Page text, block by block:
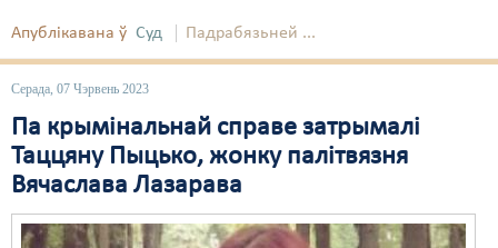
Апублікавана ў Суд Падрабязьней ...
Серада, 07 Чэрвень 2023
Па крымінальнай справе затрымалі
Таццяну Пыцько, жонку палітвязня
Вячаслава Лазарава
Правы дзіцяці
Пэнітэнцыярная сыстэма
Распальваньне варожасьці
Рознае
Свабода слова